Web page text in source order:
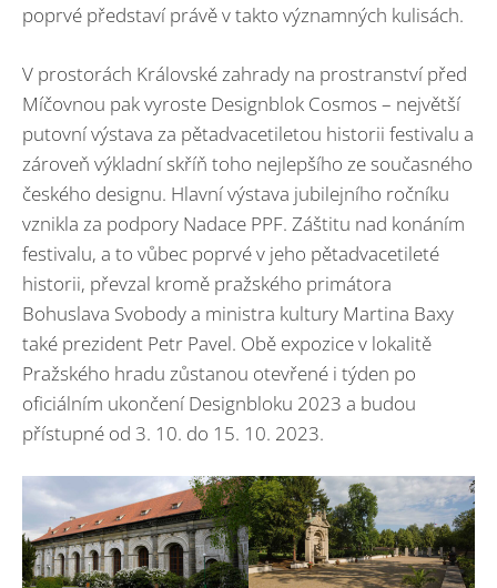
poprvé představí právě v takto významných kulisách.
V prostorách Královské zahrady na prostranství před
Míčovnou pak vyroste Designblok Cosmos – největší
putovní výstava za pětadvacetiletou historii festivalu a
zároveň výkladní skříň toho nejlepšího ze současného
českého designu. Hlavní výstava jubilejního ročníku
vznikla za podpory Nadace PPF. Záštitu nad konáním
festivalu, a to vůbec poprvé v jeho pětadvacetileté
historii, převzal kromě pražského primátora
Bohuslava Svobody a ministra kultury Martina Baxy
také prezident Petr Pavel. Obě expozice v lokalitě
Pražského hradu zůstanou otevřené i týden po
oficiálním ukončení Designbloku 2023 a budou
přístupné od 3. 10. do 15. 10. 2023.